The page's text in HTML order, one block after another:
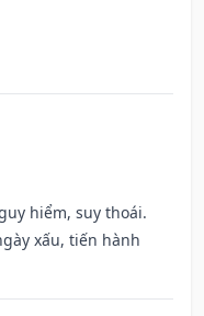
hiểm, suy thoái.
xấu, tiến hành